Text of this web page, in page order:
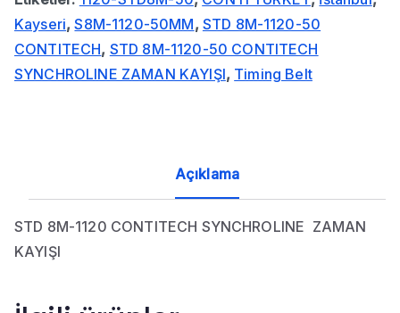
Kayseri,S8M-1120-50MM, STD 8M-1120-50
CONTITECH, STD 8M-1120-50 CONTITECH
SYNCHROLINE ZAMAN KAYIŞI, Timing Belt
Açıklama
STD 8M-1120 CONTITECH SYNCHROLINE ZAMAN
KAYIŞI